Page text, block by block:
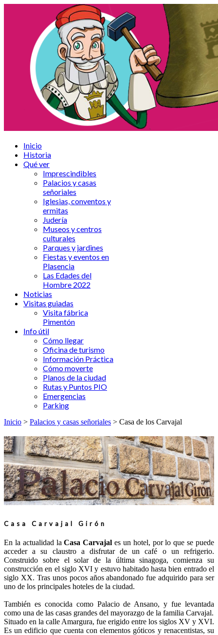
Inicio
Historia
Qué ver
Imprescindibles
Palacios y casas
señoriales
Iglesias, conventos y
ermitas
Judería
Museos y centros
culturales
Parques y jardines
Fiestas y eventos en
Plasencia
Las Edades del
Hombre 2022
Noticias
Visitas guiadas
Visita fábrica
Pimentón
Info útil
Cómo llegar
Oficina de turismo
Información Práctica
Cómo moverte
Planos de la ciudad
Rutas y Puntos PIO
Emergencias
Parking
Inicio > Palacios y casas señoriales > Casa de los Carvajal
Casa Carvajal Girón
En la actualidad laCasa Carvajal es un hotel, por lo que se puede
acceder a su claustro a disfrutar de un café o un refrigerio.
Construido sobre el solar de la última sinagoga, comienza su
construcción en el siglo XVI y estuvo habitado hasta bien entrado el
siglo XX. Tras unos pocos años abandonado fue adquirido para ser
uno de los principales hoteles de la ciudad.
También es conocida como Palacio de Ansano, y fue levantada
como una de las casas grandes del mayorazgo de la familia Carvajal.
Situado en la calle Amargura, fue erigido entre los siglos XV y XVI.
Es un edificio que cuenta con elementos góticos y renacentistas, su